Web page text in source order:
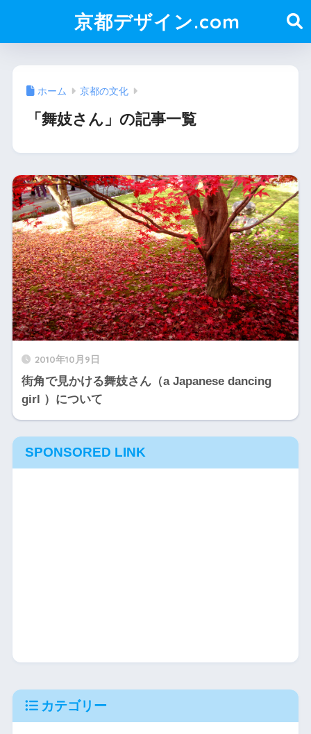
京都デザイン.com
ホーム 京都の文化
「舞妓さん」の記事一覧
2010年10月9日
街角で見かける舞妓さん（a Japanese dancing
girl ）について
SPONSORED LINK
カテゴリー